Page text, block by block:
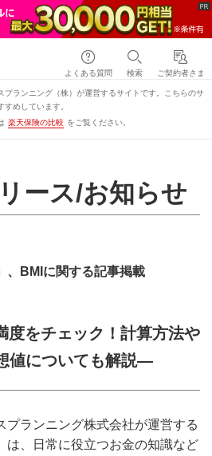
よくある質問 検索 ご契約者さま
プランニング（株）が運営するサイトです。こちらのサ
めしています。
楽天保険の比較 をご覧ください。
ース/お知らせ
、BMIに関する記事掲載
をチェック！計算方法や
値についても解説―
プランニング株式会社が運営する
は、日常に役立つお金の知識など